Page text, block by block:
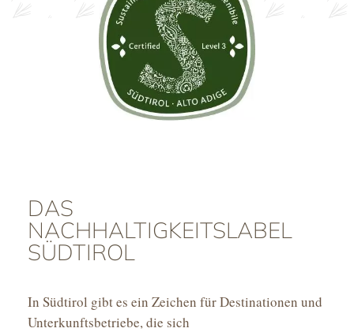
DAS
NACHHALTIGKEITSLABEL
SÜDTIROL
In Südtirol gibt es ein Zeichen für Destinationen und
Unterkunftsbetriebe, die sich